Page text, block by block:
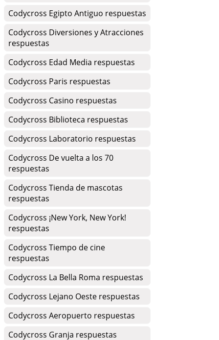
Codycross Egipto Antiguo respuestas
Codycross Diversiones y Atracciones
respuestas
Codycross Edad Media respuestas
Codycross Paris respuestas
Codycross Casino respuestas
Codycross Biblioteca respuestas
Codycross Laboratorio respuestas
Codycross De vuelta a los 70
respuestas
Codycross Tienda de mascotas
respuestas
Codycross ¡New York, New York!
respuestas
Codycross Tiempo de cine
respuestas
Codycross La Bella Roma respuestas
Codycross Lejano Oeste respuestas
Codycross Aeropuerto respuestas
Codycross Granja respuestas